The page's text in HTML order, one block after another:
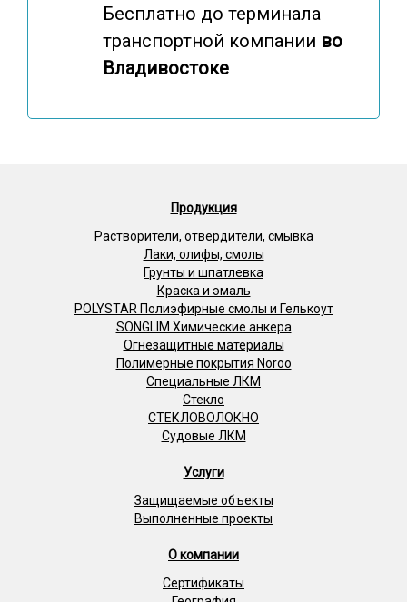
Бесплатно до терминала
транспортной компании во
Владивостоке
Продукция
Растворители, отвердители, смывка
Лаки, олифы, смолы
Грунты и шпатлевка
Краска и эмаль
POLYSTAR Полиэфирные смолы и Гелькоут
SONGLIM Химические анкера
Огнезащитные материалы
Полимерные покрытия Noroo
Специальные ЛКМ
Стекло
СТЕКЛОВОЛОКНО
Судовые ЛКМ
Услуги
Защищаемые объекты
Выполненные проекты
О компании
Сертификаты